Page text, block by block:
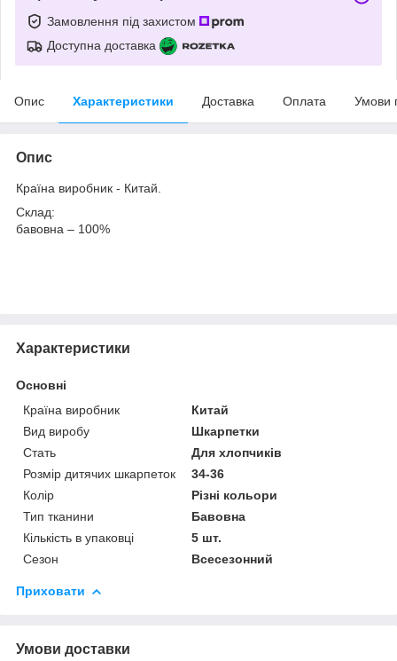
Замовлення під захистом
Доступна доставка
Опис Характеристики Доставка Оплата Умови
Опис
Країна виробник - Китай.
Склад:
бавовна – 100%
Характеристики
Основні
Країна виробник
Китай
Вид виробу
Шкарпетки
Стать
Для хлопчиків
Розмір дитячих шкарпеток
34-36
Колір
Різні кольори
Тип тканини
Бавовна
Кількість в упаковці
5 шт.
Сезон
Всесезонний
Приховати
Умови доставки